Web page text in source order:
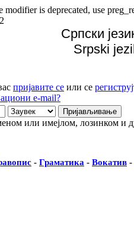
modifier is deprecated, use
Српски
Srpski
пријавите се или се
e-mail?
или имејлом, лозинком и
- Граматика - Вокатив -